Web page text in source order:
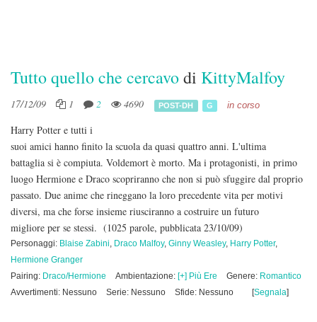
Tutto quello che cercavodi KittyMalfoy
17/12/09 1 2 4690 POST-DH G in corso
Harry Potter e tutti i
suoi amici hanno finito la scuola da quasi quattro anni. L'ultima
battaglia si è compiuta. Voldemort è morto. Ma i protagonisti, in primo
luogo Hermione e Draco scopriranno che non si può sfuggire dal proprio
passato. Due anime che rineggano la loro precedente vita per motivi
diversi, ma che forse insieme riusciranno a costruire un futuro
migliore per se stessi. (1025 parole, pubblicata 23/10/09)
Personaggi: Blaise Zabini, Draco Malfoy, Ginny Weasley, Harry Potter,
Hermione Granger
Pairing: Draco/Hermione Ambientazione: [+] Più Ere Genere: Romantico
Avvertimenti: Nessuno
Serie: Nessuno Sfide: Nessuno [Segnala]